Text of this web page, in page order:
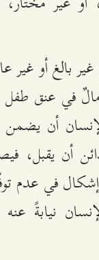
بالغ أو غير
في عنق طفل
أن يضمن
أن يقبل،
إشكال في عدم
نيابةً